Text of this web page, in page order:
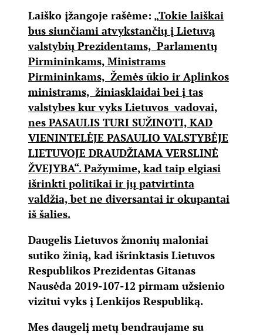
Laiško įžangoje rašėme: „Tokie laiškai
bus siunčiami atvykstančių į Lietuvą
valstybių Prezidentams, Parlamentų
Pirmininkams, Ministrams
Pirmininkams, Žemės ūkio ir Aplinkos
ministrams, žiniasklaidai bei į tas
valstybes kur vyks Lietuvos vadovai,
nes PASAULIS TURI SUŽINOTI, KAD
VIENINTELĖJE PASAULIO VALSTYBĖJE
LIETUVOJE DRAUDŽIAMA VERSLINĖ
ŽVEJYBA“. Pažymime, kad taip elgiasi
išrinkti politikai ir jų patvirtinta
valdžia, bet ne diversantai ir okupantai
iš šalies.
Daugelis Lietuvos žmonių maloniai
sutiko žinią, kad išrinktasis Lietuvos
Respublikos Prezidentas Gitanas
Nausėda 2019-107-12 pirmam užsienio
vizitui vyks į Lenkijos Respubliką.
Mes daugelį metų bendraujame su